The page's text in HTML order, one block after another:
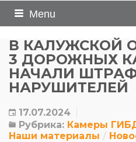
Menu
В КАЛУЖСКОЙ
3 ДОРОЖНЫХ
НАЧАЛИ
НАРУШИТЕЛЕЙ
17.07.2024
Рубрика: Камеры
Наши материалы